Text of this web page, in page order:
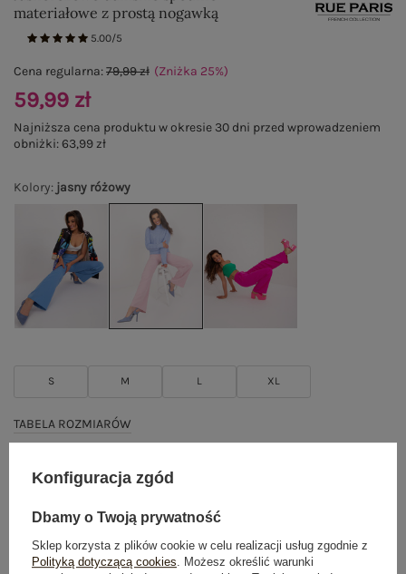
materiałowe z prostą nogawką
5.00/5
Kolory: jasny różowy
S M L XL
TABELA ROZMIARÓW
Cena regularna:79,99 zł (Zniżka 25%)
59,99 zł
Najniższa cena produktu w okresie 30 dni przed wprowadzeniem
obniżki:63,99 zł
DODAJ DO KOSZYKA
Możesz kupić także poprzez:
Konfiguracja zgód
Dbamy o Twoją prywatność
Sklep korzysta z plików cookie w celu realizacji usług zgodnie z
Polityką dotyczącą cookies. Możesz określić warunki